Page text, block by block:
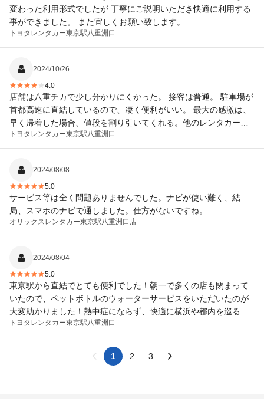
変わった利用形式でしたが 丁寧にご説明いただき快適に利用する
事ができました。 また宜しくお願い致します。
トヨタレンタカー東京駅八重洲口
2024/10/26
4.0
店舗は八重チカで少し分かりにくかった。 接客は普通。 駐車場が
首都高速に直結しているので、凄く便利がいい。 最大の感激は、
早く帰着した場合、値段を割り引いてくれる。他のレンタカー屋
にはないサービス。 これからトヨタレンタカーは利用すべき！
トヨタレンタカー東京駅八重洲口
2024/08/08
5.0
サービス等は全く問題ありませんでした。ナビが使い難く、結
局、スマホのナビで通しました。仕方がないですね。
オリックスレンタカー東京駅八重洲口店
2024/08/04
5.0
東京駅から直結でとても便利でした！朝一で多くの店も閉まって
いたので、ペットボトルのウォーターサービスをいただいたのが
大変助かりました！熱中症にならず、快適に横浜や都内を巡るこ
とができました！受付もとてもスムーズに対応していただきまし
た。車もハイブリッドで走行性能良く、ガソリン代も節約できま
した。 ありがとうございました！
トヨタレンタカー東京駅八重洲口
1 2 3